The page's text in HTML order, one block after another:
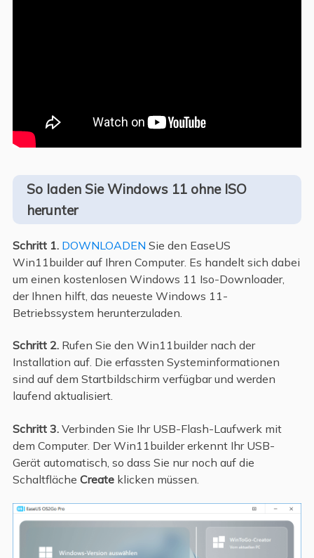
So laden Sie Windows 11 ohne ISO
herunter
Schritt 1. DOWNLOADEN Sie den EaseUS
Win11builder auf Ihren Computer. Es handelt sich dabei
um einen kostenlosen Windows 11 Iso-Downloader,
der Ihnen hilft, das neueste Windows 11-
Betriebssystem herunterzuladen.
Schritt 2. Rufen Sie den Win11builder nach der
Installation auf. Die erfassten Systeminformationen
sind auf dem Startbildschirm verfügbar und werden
laufend aktualisiert.
Schritt 3. Verbinden Sie Ihr USB-Flash-Laufwerk mit
dem Computer. Der Win11builder erkennt Ihr USB-
Gerät automatisch, so dass Sie nur noch auf die
Schaltfläche Createklicken müssen.